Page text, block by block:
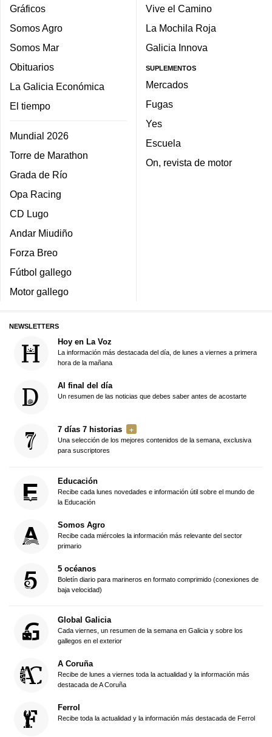
Gráficos
Somos Agro
Somos Mar
Obituarios
La Galicia Económica
El tiempo
Mundial 2026
Torre de Marathon
Grada de Río
Opa Racing
CD Lugo
Andar Miudiño
Forza Breo
Fútbol gallego
Motor gallego
Vive el Camino
La Mochila Roja
Galicia Innova
SUPLEMENTOS
Mercados
Fugas
Yes
Escuela
On, revista de motor
NEWSLETTERS
Hoy en La Voz
La información más destacada del día, de lunes a viernes a primera
hora de la mañana
Al final del día
Un resumen de las noticias que debes saber antes de acostarte
7 días 7 historias
Una selección de los mejores contenidos de la semana, exclusiva
para suscriptores
Educación
Recibe cada lunes novedades e información útil sobre el mundo de
la Educación
Somos Agro
Recibe cada miércoles la información más relevante del sector
primario
5 océanos
Boletín diario para marineros en formato comprimido (conexiones de
baja velocidad)
Global Galicia
Cada viernes, un resumen de la semana en Galicia y sobre los
gallegos en el exterior
A Coruña
Recibe de lunes a viernes toda la actualidad y la información más
destacada de A Coruña
Ferrol
Recibe toda la actualidad y la información más destacada de Ferrol